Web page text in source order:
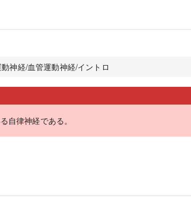
神経/血管運動神経/イントロ
自律神経である。